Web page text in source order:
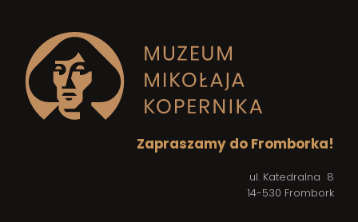
Zapraszamy do Fromborka!
ul. Katedralna 8
14-530 Frombork